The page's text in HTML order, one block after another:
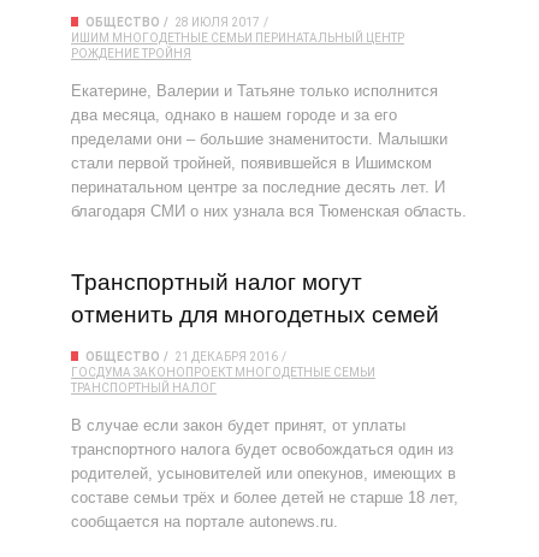
ОБЩЕСТВО
28 ИЮЛЯ 2017
ИШИМ МНОГОДЕТНЫЕ СЕМЬИ ПЕРИНАТАЛЬНЫЙ ЦЕНТР
РОЖДЕНИЕТРОЙНЯ
Екатерине, Валерии и Татьяне только исполнится
два месяца, однако в нашем городе и за его
пределами они – большие знаменитости. Малышки
стали первой тройней, появившейся в Ишимском
перинатальном центре за последние десять лет. И
благодаря СМИ о них узнала вся Тюменская область.
Транспортный налог могут
отменить для многодетных семей
ОБЩЕСТВО
21 ДЕКАБРЯ 2016
ГОСДУМА ЗАКОНОПРОЕКТ МНОГОДЕТНЫЕ СЕМЬИ
ТРАНСПОРТНЫЙ НАЛОГ
В случае если закон будет принят, от уплаты
транспортного налога будет освобождаться один из
родителей, усыновителей или опекунов, имеющих в
составе семьи трёх и более детей не старше 18 лет,
сообщается на портале autonews.ru.